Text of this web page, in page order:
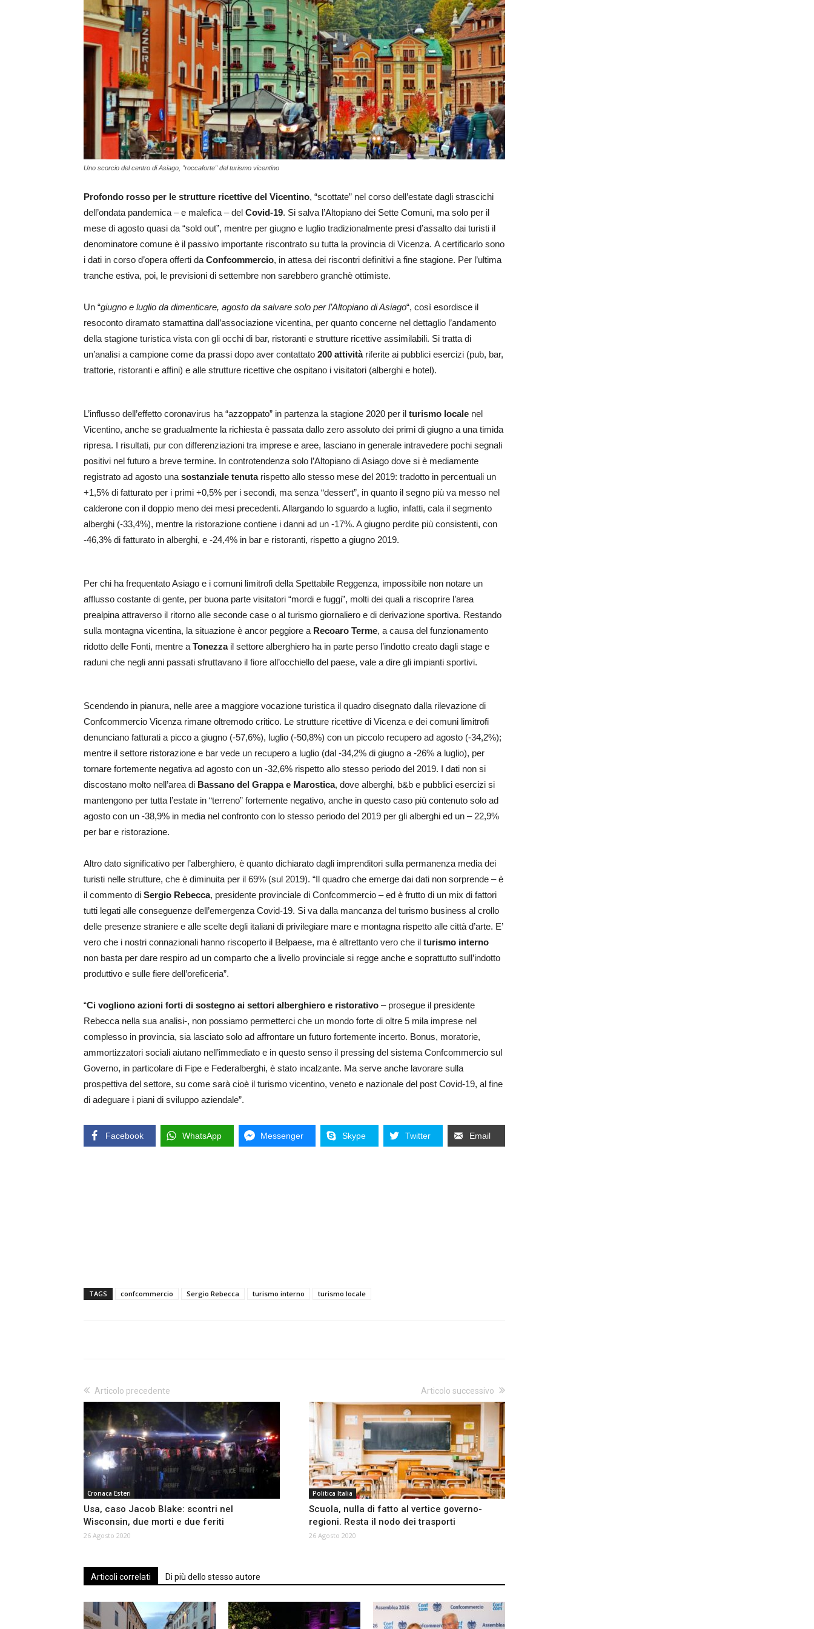
Uno scorcio del centro di Asiago, "roccaforte" del turismo vicentino
Profondo rosso per le strutture ricettive del Vicentino, “scottate” nel corso dell’estate dagli strascichi
dell’ondata pandemica – e malefica – del Covid-19. Si salva l’Altopiano dei Sette Comuni, ma solo per il
mese di agosto quasi da “sold out”, mentre per giugno e luglio tradizionalmente presi d’assalto dai turisti il
denominatore comune è il passivo importante riscontrato su tutta la provincia di Vicenza. A certificarlo sono
i dati in corso d’opera offerti da Confcommercio, in attesa dei riscontri definitivi a fine stagione. Per l’ultima
tranche estiva, poi, le previsioni di settembre non sarebbero granchè ottimiste.
Un “giugno e luglio da dimenticare, agosto da salvare solo per l’Altopiano di Asiago“, così esordisce il
resoconto diramato stamattina dall’associazione vicentina, per quanto concerne nel dettaglio l’andamento
della stagione turistica vista con gli occhi di bar, ristoranti e strutture ricettive assimilabili. Si tratta di
un’analisi a campione come da prassi dopo aver contattato 200 attivitàriferite ai pubblici esercizi (pub, bar,
trattorie, ristoranti e affini) e alle strutture ricettive che ospitano i visitatori (alberghi e hotel).
L’influsso dell’effetto coronavirus ha “azzoppato” in partenza la stagione 2020 per il turismo locale nel
Vicentino, anche se gradualmente la richiesta è passata dallo zero assoluto dei primi di giugno a una timida
ripresa. I risultati, pur con differenziazioni tra imprese e aree, lasciano in generale intravedere pochi segnali
positivi nel futuro a breve termine. In controtendenza solo l’Altopiano di Asiago dove si è mediamente
registrato ad agosto una sostanziale tenutarispetto allo stesso mese del 2019: tradotto in percentuali un
+1,5% di fatturato per i primi +0,5% per i secondi, ma senza “dessert”, in quanto il segno più va messo nel
calderone con il doppio meno dei mesi precedenti. Allargando lo sguardo a luglio, infatti, cala il segmento
alberghi (-33,4%), mentre la ristorazione contiene i danni ad un -17%. A giugno perdite più consistenti, con
-46,3% di fatturato in alberghi, e -24,4% in bar e ristoranti, rispetto a giugno 2019.
Per chi ha frequentato Asiago e i comuni limitrofi della Spettabile Reggenza, impossibile non notare un
afflusso costante di gente, per buona parte visitatori “mordi e fuggi”, molti dei quali a riscoprire l’area
prealpina attraverso il ritorno alle seconde case o al turismo giornaliero e di derivazione sportiva. Restando
sulla montagna vicentina, la situazione è ancor peggiore a Recoaro Terme, a causa del funzionamento
ridotto delle Fonti, mentre a Tonezzail settore alberghiero ha in parte perso l’indotto creato dagli stage e
raduni che negli anni passati sfruttavano il fiore all’occhiello del paese, vale a dire gli impianti sportivi.
Scendendo in pianura, nelle aree a maggiore vocazione turistica il quadro disegnato dalla rilevazione di
Confcommercio Vicenza rimane oltremodo critico. Le strutture ricettive di Vicenza e dei comuni limitrofi
denunciano fatturati a picco a giugno (-57,6%), luglio (-50,8%) con un piccolo recupero ad agosto (-34,2%);
mentre il settore ristorazione e bar vede un recupero a luglio (dal -34,2% di giugno a -26% a luglio), per
tornare fortemente negativa ad agosto con un -32,6% rispetto allo stesso periodo del 2019. I dati non si
discostano molto nell’area di Bassano del Grappa e Marostica, dove alberghi, b&b e pubblici esercizi si
mantengono per tutta l’estate in “terreno” fortemente negativo, anche in questo caso più contenuto solo ad
agosto con un -38,9% in media nel confronto con lo stesso periodo del 2019 per gli alberghi ed un – 22,9%
per bar e ristorazione.
Altro dato significativo per l’alberghiero, è quanto dichiarato dagli imprenditori sulla permanenza media dei
turisti nelle strutture, che è diminuita per il 69% (sul 2019). “Il quadro che emerge dai dati non sorprende – è
il commento di Sergio Rebecca, presidente provinciale di Confcommercio – ed è frutto di un mix di fattori
tutti legati alle conseguenze dell’emergenza Covid-19. Si va dalla mancanza del turismo business al crollo
delle presenze straniere e alle scelte degli italiani di privilegiare mare e montagna rispetto alle città d’arte. E’
vero che i nostri connazionali hanno riscoperto il Belpaese, ma è altrettanto vero che il turismo interno
non basta per dare respiro ad un comparto che a livello provinciale si regge anche e soprattutto sull’indotto
produttivo e sulle fiere dell’oreficeria”.
“Ci vogliono azioni forti di sostegno ai settori alberghiero e ristorativo – prosegue il presidente
Rebecca nella sua analisi-, non possiamo permetterci che un mondo forte di oltre 5 mila imprese nel
complesso in provincia, sia lasciato solo ad affrontare un futuro fortemente incerto. Bonus, moratorie,
ammortizzatori sociali aiutano nell’immediato e in questo senso il pressing del sistema Confcommercio sul
Governo, in particolare di Fipe e Federalberghi, è stato incalzante. Ma serve anche lavorare sulla
prospettiva del settore, su come sarà cioè il turismo vicentino, veneto e nazionale del post Covid-19, al fine
di adeguare i piani di sviluppo aziendale”.
Facebook WhatsApp Messenger Skype Twitter Email
TAGS confcommercio Sergio Rebecca turismo interno turismo locale
Articolo precedente
Cronaca Esteri
Usa, caso Jacob Blake: scontri nel
Wisconsin, due morti e due feriti
26 Agosto 2020
Articolo successivo
Politica Italia
Scuola, nulla di fatto al vertice governo-
regioni. Resta il nodo dei trasporti
26 Agosto 2020
Articoli correlati Di più dello stesso autore